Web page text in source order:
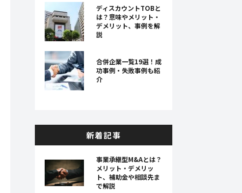
ディスカウントTOBと
は？意味やメリット・
デメリット、事例を解
説
合併企業一覧19選！成
功事例・失敗事例も紹
介
新着記事
事業承継型M&Aとは？
メリット・デメリッ
ト、補助金や相談先ま
で解説